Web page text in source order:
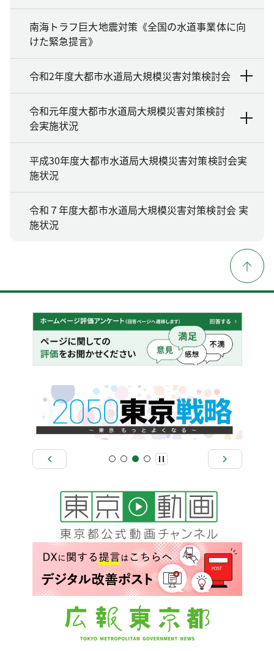
南海トラフ巨大地震対策《全国の水道事業体に向
けた緊急提言》
令和2年度大都市水道局大規模災害対策検討会
令和元年度大都市水道局大規模災害対策検討
会実施状況
平成30年度大都市水道局大規模災害対策検討会実
施状況
令和７年度大都市水道局大規模災害対策検討会 実
施状況